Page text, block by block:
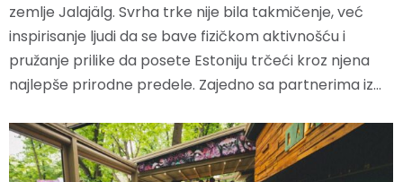
zemlje Jalajälg. Svrha trke nije bila takmičenje, već
inspirisanje ljudi da se bave fizičkom aktivnošću i
pružanje prilike da posete Estoniju trčeći kroz njena
najlepše prirodne predele. Zajedno sa partnerima iz…